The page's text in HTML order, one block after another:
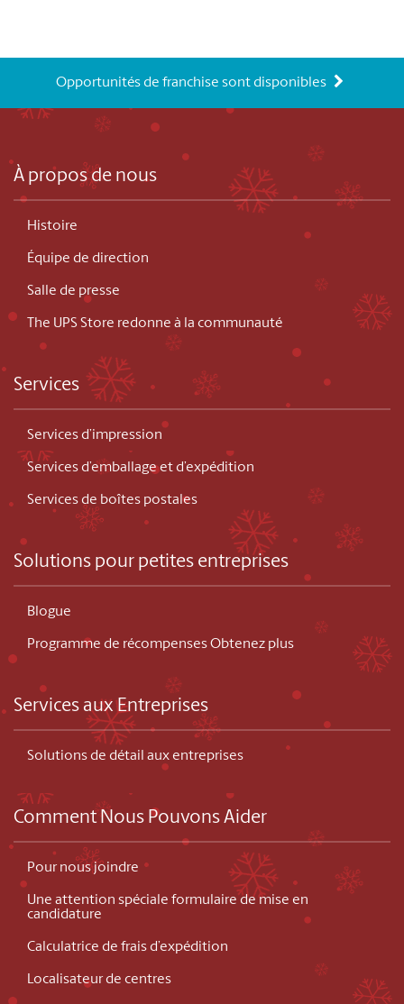
Opportunités de franchise sont disponibles
À propos de nous
Histoire
Équipe de direction
Salle de presse
The UPS Store redonne à la communauté
Services
Services d’impression
Services d’emballage et d’expédition
Services de boîtes postales
Solutions pour petites entreprises
Blogue
Programme de récompenses Obtenez plus
Services aux Entreprises
Solutions de détail aux entreprises
Comment Nous Pouvons Aider
Pour nous joindre
Une attention spéciale formulaire de mise en
candidature
Calculatrice de frais d’expédition
Localisateur de centres